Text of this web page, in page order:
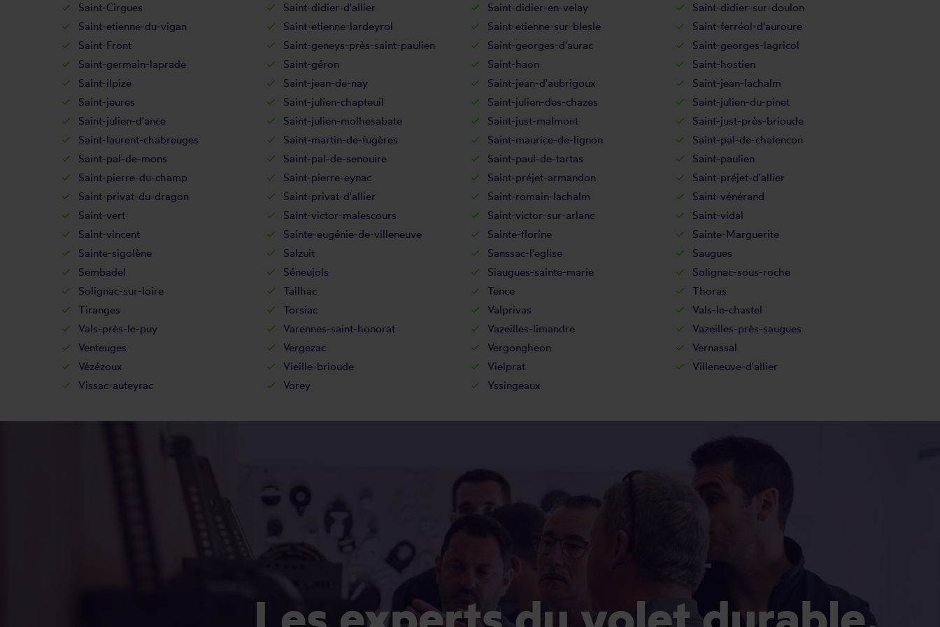
Saint-Cirgues
Saint-didier-d'allier Saint-didier-en-velay
Saint-didier-sur-doulon
Saint-etienne-du-vigan
Saint-etienne-lardeyrol Saint-etienne-sur-blesle
Saint-ferréol-d'auroure
Saint-Front
Saint-geneys-près-saint-paulien Saint-georges-d'aurac
Saint-georges-lagricol
Saint-germain-laprade
Saint-géron Saint-haon
Saint-hostien
Saint-ilpize
Saint-jean-de-nay Saint-jean-d'aubrigoux
Saint-jean-lachalm
Saint-jeures
Saint-julien-chapteuil Saint-julien-des-chazes
Saint-julien-du-pinet
Saint-julien-d'ance
Saint-julien-molhesabate Saint-just-malmont
Saint-just-près-brioude
Saint-laurent-chabreuges
Saint-martin-de-fugères Saint-maurice-de-lignon
Saint-pal-de-chalencon
Saint-pal-de-mons
Saint-pal-de-senouire Saint-paul-de-tartas
Saint-paulien
Saint-pierre-du-champ
Saint-pierre-eynac Saint-préjet-armandon
Saint-préjet-d'allier
Saint-privat-du-dragon
Saint-privat-d'allier Saint-romain-lachalm
Saint-vénérand
Saint-vert
Saint-victor-malescours Saint-victor-sur-arlanc
Saint-vidal
Saint-vincent
Sainte-eugénie-de-villeneuve Sainte-florine
Sainte-Marguerite
Sainte-sigolène
Salzuit Sanssac-l'eglise
Saugues
Sembadel
Séneujols Siaugues-sainte-marie
Solignac-sous-roche
Solignac-sur-loire
Tailhac Tence
Thoras
Tiranges
Torsiac Valprivas
Vals-le-chastel
Vals-près-le-puy
Varennes-saint-honorat Vazeilles-limandre
Vazeilles-près-saugues
Venteuges
Vergezac Vergongheon
Vernassal
Vézézoux
Vieille-brioude Vielprat
Villeneuve-d'allier
Vissac-auteyrac
Vorey Yssingeaux